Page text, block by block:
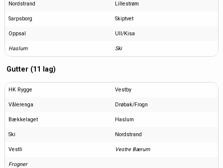
Nordstrand Lillestrøm
Sarpsborg Skiptvet
Oppsal Ull/Kisa
Haslum Ski
Gutter (11 lag)
HK Rygge Vestby
Vålerenga Drøbak/Frogn
Bækkelaget Haslum
Ski Nordstrand
Vestli Vestre Bærum
Frogner